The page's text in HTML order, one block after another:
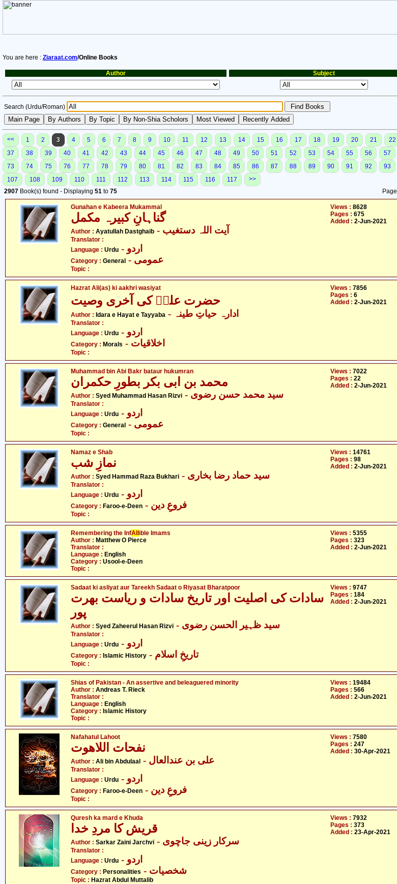
You are here : Ziaraat.com/Online Books
Author Subject
Search (Urdu/Roman)
<< 1 2 3 4 5 6 7 8 9 10 11 12 13 14 15 16 17 18 19 20 21 22
37
38 39 40 41 42 43 44 45 46 47 48 49 50 51 52 53 54 55 56 57
73
74 75 76 77 78 79 80 81 82 83 84 85 86 87 88 89 90 91 92 93
107
108 109 110 111 112 113 114 115 116 117
>>
2907 Book(s) found - Displaying 51 to 75 Page
Gunahan e Kabeera Mukammal
گناہانِ کبیرہ مکمل
Author : Ayatullah Dastghaib - آیت اللہ دستغیب
Translator :
Language : Urdu - اردو
Category : General - عمومی
Topic :
Views : 8628
Pages : 675
Added : 2-Jun-2021
Hazrat Ali(as) ki aakhri wasiyat
حضرت علیؑ کی آخری وصیت
Author : Idara e Hayat e Tayyaba - ادارہ حیاتِ طینہ
Translator :
Language : Urdu - اردو
Category : Morals - اخلاقیات
Topic :
Views : 7856
Pages : 6
Added : 2-Jun-2021
Muhammad bin Abi Bakr bataur hukumran
محمد بن ابی بکر بطورِ حکمران
Author : Syed Muhammad Hasan Rizvi - سید محمد حسن رضوی
Translator :
Language : Urdu - اردو
Category : General - عمومی
Topic :
Views : 7022
Pages : 22
Added : 2-Jun-2021
Namaz e Shab
نمازِ شب
Author : Syed Hammad Raza Bukhari - سید حماد رضا بخاری
Translator :
Language : Urdu - اردو
Category : Faroo-e-Deen - فروعِ دین
Topic :
Views : 14761
Pages : 98
Added : 2-Jun-2021
Remembering the InfAll ible Imams
Author : Matthew O Pierce
Translator :
Language : English
Category : Usool-e-Deen
Topic :
Views : 5355
Pages : 323
Added : 2-Jun-2021
Sadaat ki asliyat aur Tareekh Sadaat o Riyasat Bharatpoor
سادات کی اصلیت اور تاریخ سادات و ریاست بھرت
پور
Author : Syed Zaheerul Hasan Rizvi - سید ظہیر الحسن رضوی
Translator :
Language : Urdu - اردو
Category : Islamic History - تاریخِ اسلام
Topic :
Views : 9747
Pages : 184
Added : 2-Jun-2021
Shias of Pakistan - An assertive and beleaguered minority
Author : Andreas T. Rieck
Translator :
Language : English
Category : Islamic History
Topic :
Views : 19484
Pages : 566
Added : 2-Jun-2021
Nafahatul Lahoot
نفحات اللاھوت
Author : Ali bin Abdulaal - علی بن عندالعال
Translator :
Language : Urdu - اردو
Category : Faroo-e-Deen - فروعِ دین
Topic :
Views : 7580
Pages : 247
Added : 30-Apr-2021
Quresh ka mard e Khuda
قریش کا مردِ خدا
Author : Sarkar Zaini Jarchvi - سرکار زینی جاچوی
Translator :
Language : Urdu - اردو
Category : Personalities - شخصیات
Topic : Hazrat Abdul Muttalib
Views : 7932
Pages : 373
Added : 23-Apr-2021